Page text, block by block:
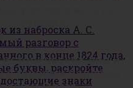
из наброска А. С.
разговор с
в конце 1824 года,
буквы, раскройте
знаки
современную
—
исторических лиц и
с героями баллады